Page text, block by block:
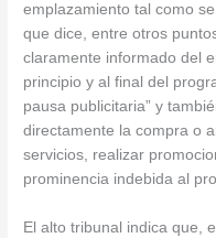
emplazamiento tal como
que dice, entre otros
claramente informado del
principio y al final del
pausa publicitaria” y
directamente la compra o
servicios, realizar
prominencia indebida al
El alto tribunal indica que,